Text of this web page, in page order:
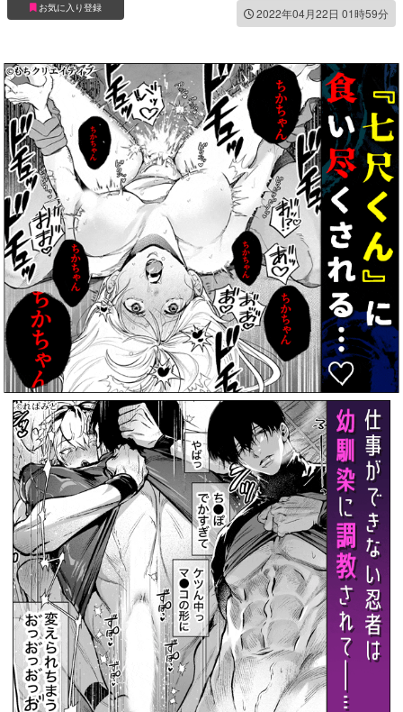
お気に入り登録 2022年04月22日 01時59分